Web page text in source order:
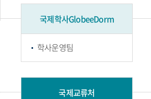
국제학사GlobeeDorm
학사운영팀
국제교류처